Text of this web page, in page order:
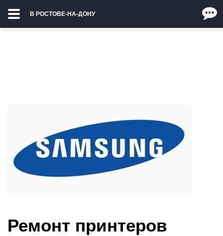
В РОСТОВЕ-НА-ДОНУ
Ремонт принтеров